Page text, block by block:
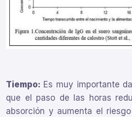
Tiempo: Es muy importante
que el paso de las horas
absorción y aumenta el